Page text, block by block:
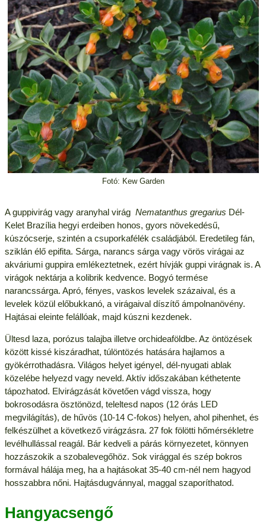
Fotó: Kew Garden
A guppivirág vagy aranyhal virág Nematanthus gregarius Dél-
Kelet Brazília hegyi erdeiben honos, gyors növekedésű,
kúszócserje, szintén a csuporkafélék családjából. Eredetileg fán,
sziklán élő epifita. Sárga, narancs sárga vagy vörös virágai az
akváriumi guppira emlékeztetnek, ezért hívják guppi virágnak is. A
virágok nektárja a kolibrik kedvence. Bogyó termése
narancssárga. Apró, fényes, vaskos levelek százaival, és a
levelek közül előbukkanó, a virágaival díszítő ámpolnanövény.
Hajtásai eleinte felállóak, majd kúszni kezdenek.
Ültesd laza, porózus talajba illetve orchideaföldbe. Az öntözések
között kissé kiszáradhat, túlöntözés hatására hajlamos a
gyökérrothadásra. Világos helyet igényel, dél-nyugati ablak
közelébe helyezd vagy neveld. Aktív időszakában kéthetente
tápozhatod. Elvirágzását követően vágd vissza, hogy
bokrosodásra ösztönözd, teleltesd napos (12 órás LED
megvilágítás), de hűvös (10-14 C-fokos) helyen, ahol pihenhet, és
felkészülhet a következő virágzásra. 27 fok fölötti hőmérsékletre
levélhullással reagál. Bár kedveli a párás környezetet, könnyen
hozzászokik a szobalevegőhöz. Sok virággal és szép bokros
formával hálája meg, ha a hajtásokat 35-40 cm-nél nem hagyod
hosszabbra nőni. Hajtásdugvánnyal, maggal szaporíthatod.
Hangyacsengő